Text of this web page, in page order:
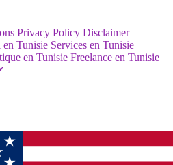
Privacy Policy Disclaimer
Tunisie Services en Tunisie
en Tunisie Freelance en Tunisie